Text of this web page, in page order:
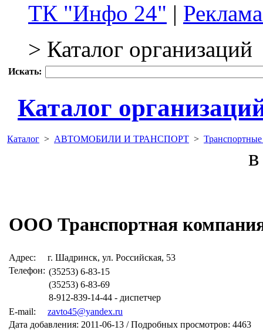
ТК "Инфо 24" |
> Каталог организаций
Искать:
Каталог
Каталог > АВТОМОБИЛИ И ТРАНСПОРТ >
ООО Транспортная
Адрес:
г. Шадринск, ул. Российская, 53
Телефон: (35253) 6-83-15
(35253) 6-83-69
8-912-839-14-44 - диспетчер
E-mail:
zavto45@yandex.ru
Дата добавления: 2011-06-13 / Подробных просмотров: 4463